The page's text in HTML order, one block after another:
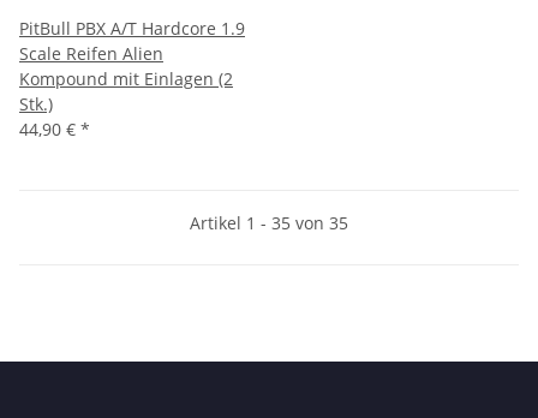
PitBull PBX A/T Hardcore 1.9
Scale Reifen Alien
Kompound mit Einlagen (2
Stk.)
44,90 € *
Artikel 1 - 35 von 35